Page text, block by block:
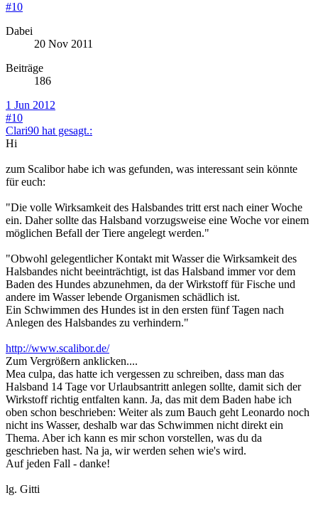
#10
Dabei
20 Nov 2011
Beiträge
186
1 Jun 2012
#10
Clari90 hat gesagt.:
Hi
zum Scalibor habe ich was gefunden, was interessant sein könnte
für euch:
"Die volle Wirksamkeit des Halsbandes tritt erst nach einer Woche
ein. Daher sollte das Halsband vorzugsweise eine Woche vor einem
möglichen Befall der Tiere angelegt werden."
"Obwohl gelegentlicher Kontakt mit Wasser die Wirksamkeit des
Halsbandes nicht beeinträchtigt, ist das Halsband immer vor dem
Baden des Hundes abzunehmen, da der Wirkstoff für Fische und
andere im Wasser lebende Organismen schädlich ist.
Ein Schwimmen des Hundes ist in den ersten fünf Tagen nach
Anlegen des Halsbandes zu verhindern."
http://www.scalibor.de/
Zum Vergrößern anklicken....
Mea culpa, das hatte ich vergessen zu schreiben, dass man das
Halsband 14 Tage vor Urlaubsantritt anlegen sollte, damit sich der
Wirkstoff richtig entfalten kann. Ja, das mit dem Baden habe ich
oben schon beschrieben: Weiter als zum Bauch geht Leonardo noch
nicht ins Wasser, deshalb war das Schwimmen nicht direkt ein
Thema. Aber ich kann es mir schon vorstellen, was du da
geschrieben hast. Na ja, wir werden sehen wie's wird.
Auf jeden Fall - danke!
lg. Gitti